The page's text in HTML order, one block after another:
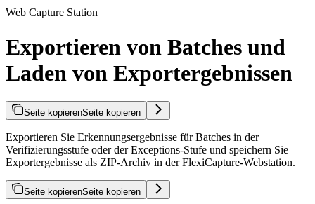
Web Capture Station
Exportieren von Batches und
Laden von Exportergebnissen
Seite kopierenSeite kopieren
Exportieren Sie Erkennungsergebnisse für Batches in der
Verifizierungsstufe oder der Exceptions-Stufe und speichern Sie
Exportergebnisse als ZIP-Archiv in der FlexiCapture-Webstation.
Seite kopierenSeite kopieren